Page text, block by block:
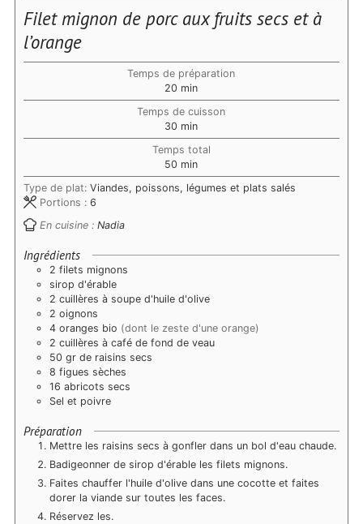
Filet mignon de porc aux fruits secs et à
l’orange
Temps de préparation
20 minutes
min
Temps de cuisson
30 minutes
min
Temps total
50 minutes
min
Type de plat: Viandes, poissons, légumes et plats salés
Portions :6
En cuisine :Nadia
Ingrédients
2 filets mignons
sirop d'érable
2 cuillères à soupe d'huile d'olive
2 oignons
4 oranges bio (dont le zeste d'une orange)
2 cuillères à café de fond de veau
50 gr de raisins secs
8 figues sèches
16 abricots secs
Sel et poivre
Préparation
Mettre les raisins secs à gonfler dans un bol d'eau chaude.
Badigeonner de sirop d'érable les filets mignons.
Faites chauffer l'huile d'olive dans une cocotte et faites
dorer la viande sur toutes les faces.
Réservez les.